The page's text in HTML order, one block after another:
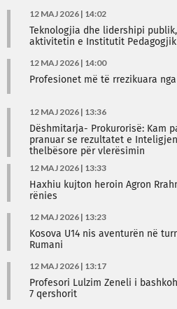
12 MAJ 2026 | 14:02
Teknologjia dhe lidershipi
aktivitetin e Institutit Pedagogjik
12 MAJ 2026 | 14:00
Profesionet më të rrezikuara
12 MAJ 2026 | 13:36
Dëshmitarja- Prokurorisë: Kam
pranuar se rezultatet e
thelbësore për vlerësimin
12 MAJ 2026 | 13:33
Haxhiu kujton heroin Agron
rënies
12 MAJ 2026 | 13:23
Kosova U14 nis aventurën në
Rumani
12 MAJ 2026 | 13:17
Profesori Lulzim Zeneli i
7 qershorit